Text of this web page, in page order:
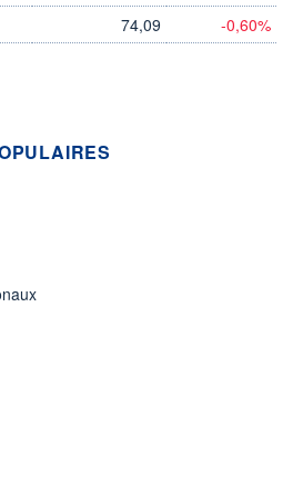
DIVIDENDE
74,09 -0,60%